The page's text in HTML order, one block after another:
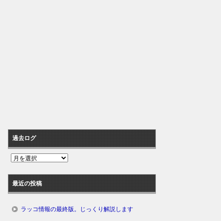
過去ログ
過
ロ
グ
最近の投稿
ラッコ情報の最終版。じっくり解説します